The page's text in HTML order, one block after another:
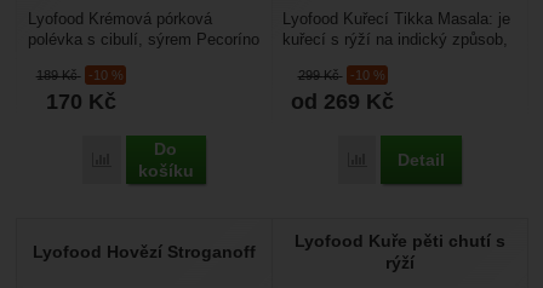
189Kč -10 %
170 Kč
Přidat 'Lyofood Krémová pórková polévka s cibulí, sýrem
Do
košíku
Lyofood Krémová pórková
polévka s cibulí, sýrem Pecoríno
bez umělých...
299Kč -10 %
od 269 Kč
Přidat 'Lyofood Kuřecí
Detail
Lyofood Kuřecí Tikka Masala: je
kuřecí s rýží na indický způsob,
přípravu...
Lyofood Hovězí Stroganoff
Lyofood Kuře pěti chutí s
rýží